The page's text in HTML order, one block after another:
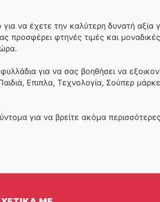
να έχετε την καλύτερη δυνατή αξία
προσφέρει φτηνές τιμές και
για να σας βοηθήσει να
Επιπλα, Τεχνολογία, Σούπερ
για να βρείτε ακόμα